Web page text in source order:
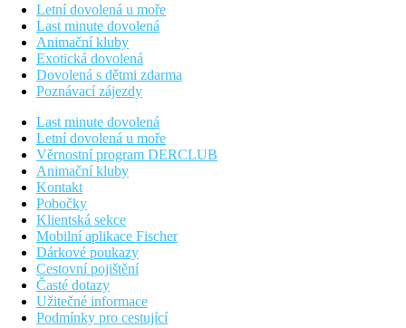
Letní dovolená u moře
Last minute dovolená
Animační kluby
Exotická dovolená
Dovolená s dětmi zdarma
Poznávací zájezdy
Last minute dovolená
Letní dovolená u moře
Věrnostní program DERCLUB
Animační kluby
Kontakt
Pobočky
Klientská sekce
Mobilní aplikace Fischer
Dárkové poukazy
Cestovní pojištění
Časté dotazy
Užitečné informace
Podmínky pro cestující